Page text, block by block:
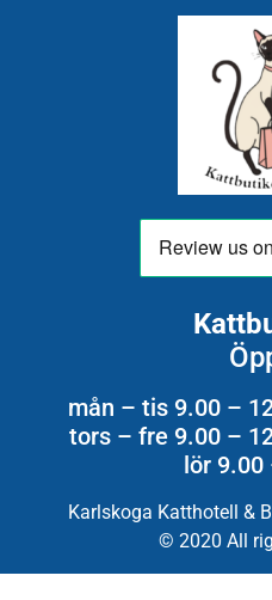
mån – tis 9.00 –
tors – fre 9.00 –
lör 9.00
Karlskoga Katthotell &
© 2020 All